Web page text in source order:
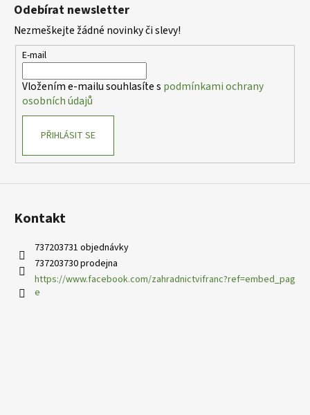
Odebírat newsletter
Nezmeškejte žádné novinky či slevy!
E-mail
Vložením e-mailu souhlasíte s podmínkami ochrany
osobních údajů
PŘIHLÁSIT SE
Kontakt
737203731 objednávky
737203730 prodejna
https://www.facebook.com/zahradnictvifranc?ref=embed_pag
e